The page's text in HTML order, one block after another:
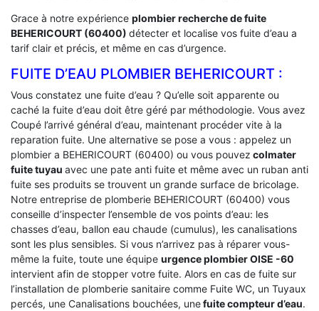
Grace à notre expérience plombier recherche de fuite
BEHERICOURT (60400) détecter et localise vos fuite d’eau a
tarif clair et précis, et même en cas d’urgence.
FUITE D’EAU PLOMBIER BEHERICOURT :
Vous constatez une fuite d’eau ? Qu’elle soit apparente ou
caché la fuite d’eau doit être géré par méthodologie. Vous avez
Coupé l’arrivé général d’eau, maintenant procéder vite à la
reparation fuite. Une alternative se pose a vous : appelez un
plombier a BEHERICOURT (60400) ou vous pouvez colmater
fuite tuyau avec une pate anti fuite et même avec un ruban anti
fuite ses produits se trouvent un grande surface de bricolage.
Notre entreprise de plomberie BEHERICOURT (60400) vous
conseille d’inspecter l’ensemble de vos points d’eau: les
chasses d’eau, ballon eau chaude (cumulus), les canalisations
sont les plus sensibles. Si vous n’arrivez pas à réparer vous-
même la fuite, toute une équipe urgence plombier OISE -60
intervient afin de stopper votre fuite. Alors en cas de fuite sur
l’installation de plomberie sanitaire comme Fuite WC, un Tuyaux
percés, une Canalisations bouchées, unefuite compteur d’eau.